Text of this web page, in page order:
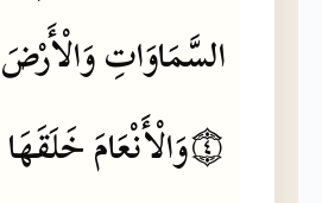
السَّمَاوَاتِوَالْأَرْضَ
۝٤وَالْأَنْعَامَخَلَقَهَا